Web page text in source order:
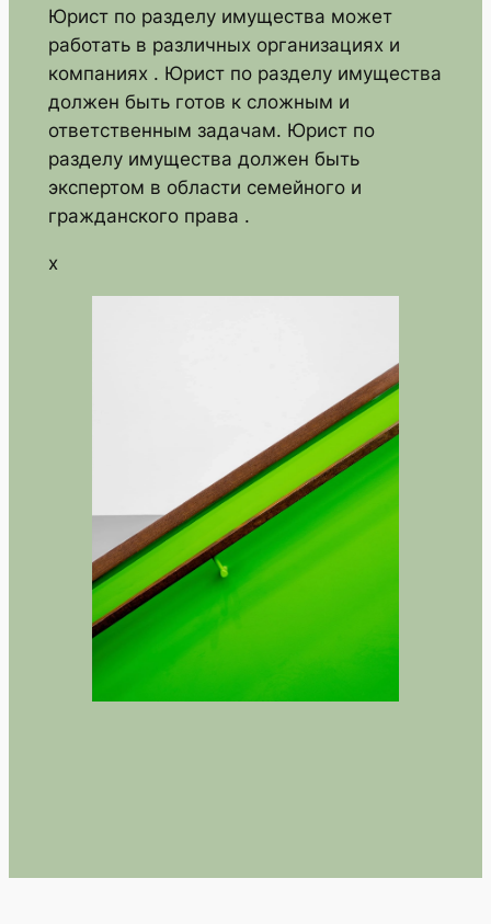
Юрист по разделу имущества может
работать в различных организациях и
компаниях . Юрист по разделу имущества
должен быть готов к сложным и
ответственным задачам. Юрист по
разделу имущества должен быть
экспертом в области семейного и
гражданского права .
x